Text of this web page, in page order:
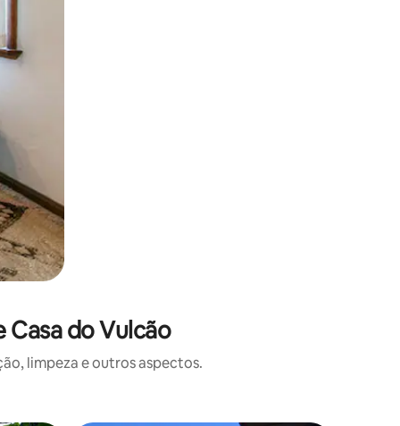
do Vulcão
limpeza e outros aspectos.